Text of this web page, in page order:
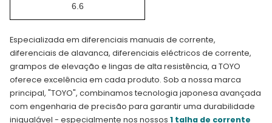
6.6
Especializada em diferenciais manuais de corrente,
diferenciais de alavanca, diferenciais eléctricos de corrente,
grampos de elevação e lingas de alta resistência, a TOYO
oferece excelência em cada produto. Sob a nossa marca
principal, "TOYO", combinamos tecnologia japonesa avançada
com engenharia de precisão para garantir uma durabilidade
inigualável - especialmente nos nossos 1 talha de corrente